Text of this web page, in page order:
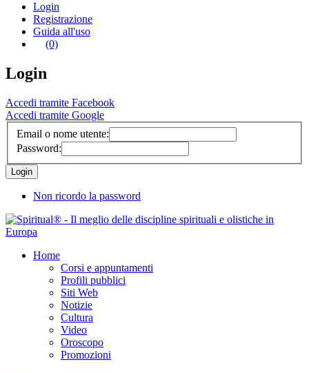
Login
Registrazione
Guida all'uso
(0)
Login
Accedi tramite Facebook
Accedi tramite Google
Email o nome utente:
Password:
Non ricordo la password
Home
Corsi e appuntamenti
Profili pubblici
Siti Web
Notizie
Cultura
Video
Oroscopo
Promozioni